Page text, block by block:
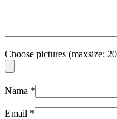
Choose pictures (maxsize:
Nama *
Email *